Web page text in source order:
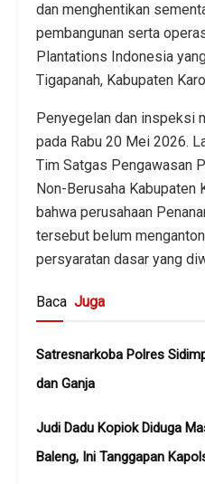
dan menghentikan
pembangunan serta
Plantations Indonesia
Tigapanah, Kabupaten
Penyegelan dan inspeksi
pada Rabu 20 Mei 2026.
Tim Satgas Pengawasan
Non-Berusaha Kabupaten
bahwa perusahaan
tersebut belum
persyaratan dasar yang
Baca Juga
Satresnarkoba Polres
dan Ganja
Judi Dadu Kopiok Diduga
Baleng, Ini Tanggapan